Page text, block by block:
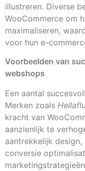
illustreren. Diverse
WooCommerce om
maximaliseren,
voor hun e-
Voorbeelden van
webshops
Een aantal
Merken zoals
kracht van
aanzienlijk te
aantrekkelijk
conversie